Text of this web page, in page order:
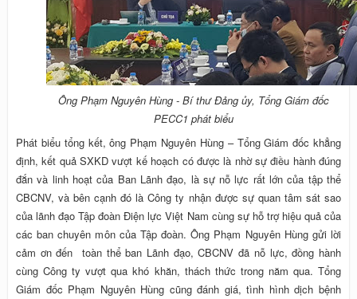
Ông Phạm Nguyên Hùng - Bí thư Đảng ủy, Tổng Giám đốc
PECC1 phát biểu
Phát biểu tổng kết, ông Phạm Nguyên Hùng – Tổng Giám đốc khẳng
định, kết quả SXKD vượt kế hoạch có được là nhờ sự điều hành đúng
đắn và linh hoạt của Ban Lãnh đạo, là sự nỗ lực rất lớn của tập thể
CBCNV, và bên cạnh đó là Công ty nhận được sự quan tâm sát sao
của lãnh đạo Tập đoàn Điện lực Việt Nam cùng sự hỗ trợ hiệu quả của
các ban chuyên môn của Tập đoàn. Ông Phạm Nguyên Hùng gửi lời
cảm ơn đến toàn thể ban Lãnh đạo, CBCNV đã nỗ lực, đồng hành
cùng Công ty vượt qua khó khăn, thách thức trong năm qua. Tổng
Giám đốc Phạm Nguyên Hùng cũng đánh giá, tình hình dịch bệnh